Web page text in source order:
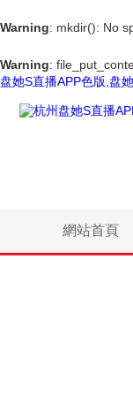
Warning: mkdir(): No
Warning:
盘她S直播APP色版,盘
網站首頁